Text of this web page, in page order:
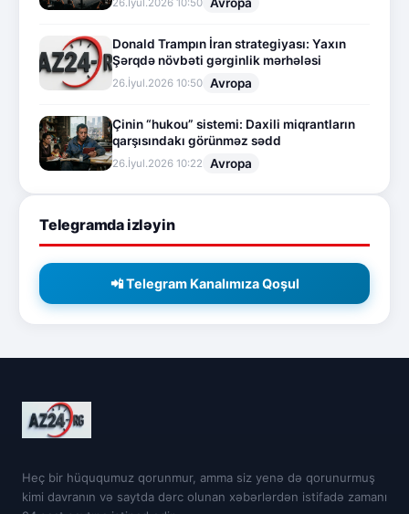
Donald Trampın İran strategiyası: Yaxın
Şərqdə növbəti gərginlik mərhələsi
26.İyul.2026 10:50 Avropa
Çinin “hukou” sistemi: Daxili miqrantların
qarşısındakı görünməz sədd
26.İyul.2026 10:22 Avropa
Telegramda izləyin
📲 Telegram Kanalımıza Qoşul
Heç bir hüququmuz qorunmur, amma siz yenə də qorunurmuş
kimi davranın və saytda dərc olunan xəbərlərdən istifadə zamanı